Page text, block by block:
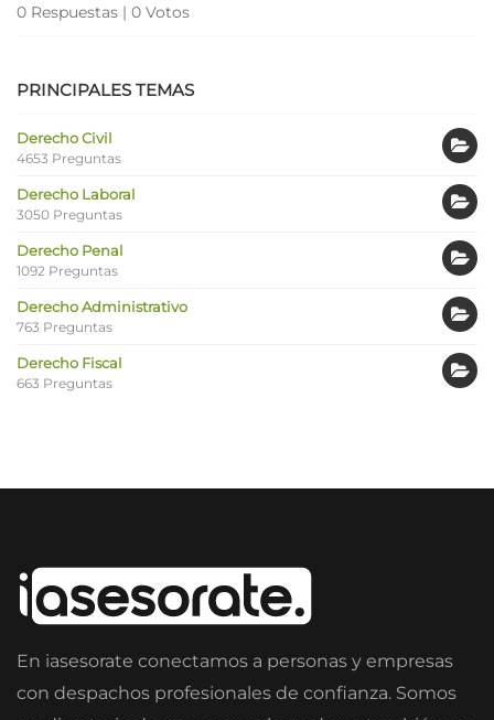
0 Respuestas | 0 Votos
PRINCIPALES TEMAS
Derecho Civil
4653 Preguntas
Derecho Laboral
3050 Preguntas
Derecho Penal
1092 Preguntas
Derecho Administrativo
763 Preguntas
Derecho Fiscal
663 Preguntas
En iasesorate conectamos a personas y empresas
con despachos profesionales de confianza. Somos